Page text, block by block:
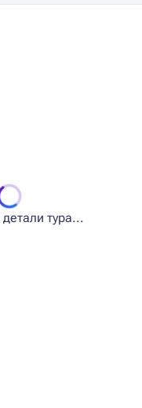
тура...